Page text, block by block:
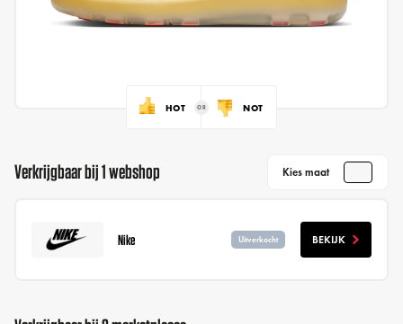
HOT NOT
Verkrijgbaar bij 1 webshop Kies maat
Nike Uitverkocht BEKIJK